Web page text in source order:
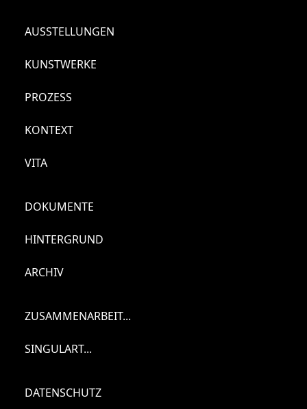
AUSSTELLUNGEN
KUNSTWERKE
PROZESS
KONTEXT
VITA
DOKUMENTE
HINTERGRUND
ARCHIV
ZUSAMMENARBEIT...
SINGULART...
DATENSCHUTZ